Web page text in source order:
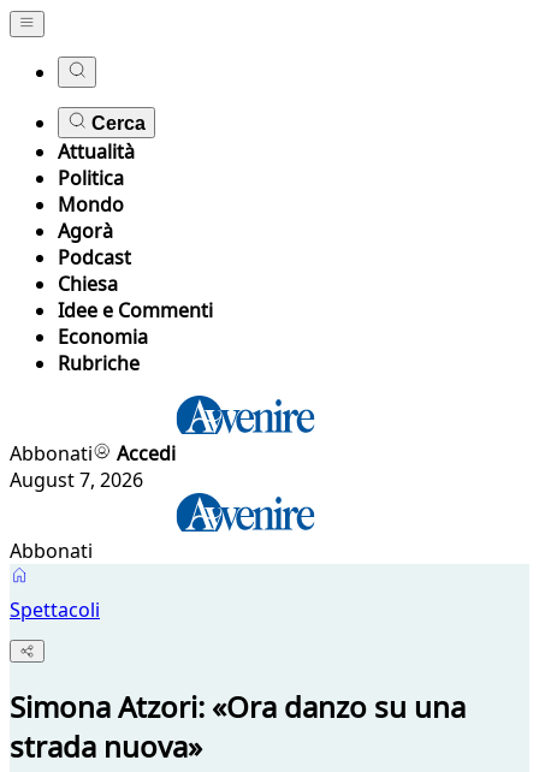
Cerca
Attualità
Politica
Mondo
Agorà
Podcast
Chiesa
Idee e Commenti
Economia
Rubriche
Abbonati
Accedi
August 7, 2026
Abbonati
Spettacoli
Simona Atzori: «Ora danzo su una
strada nuova»